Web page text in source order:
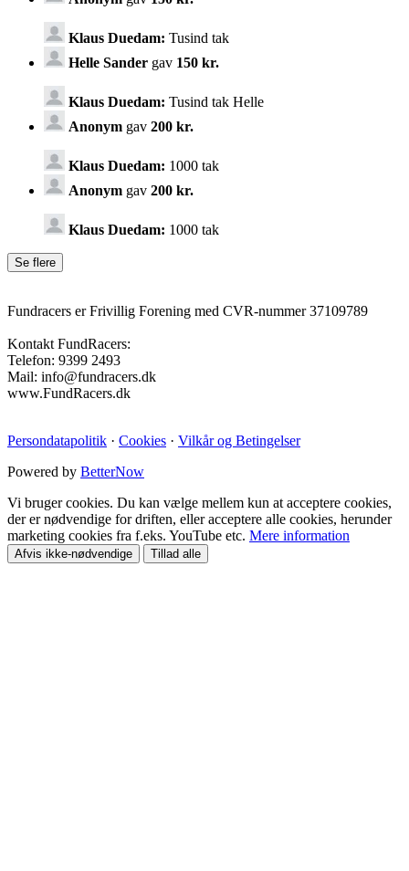
Klaus Duedam: Tusind tak
Helle Sander gav 150 kr.
Klaus Duedam: Tusind tak Helle
Anonym gav 200 kr.
Klaus Duedam: 1000 tak
Anonym gav 200 kr.
Klaus Duedam: 1000 tak
Fundracers er Frivillig Forening med CVR-nummer 37109789
Kontakt FundRacers:
Telefon: 9399 2493
Mail: info@fundracers.dk
www.FundRacers.dk
Persondatapolitik · Cookies · Vilkår og Betingelser
Powered by BetterNow
Vi bruger cookies. Du kan vælge mellem kun at acceptere cookies,
der er nødvendige for driften, eller acceptere alle cookies, herunder
marketing cookies fra f.eks. YouTube etc. Mere information
Afvis ikke-nødvendige Tillad alle